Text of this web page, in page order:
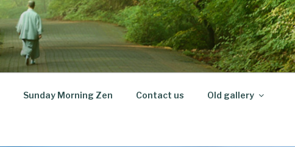
Sunday Morning Zen Contact us Old gallery